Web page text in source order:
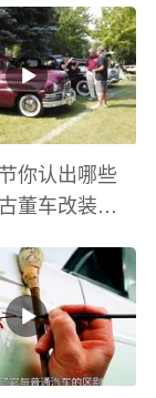
你认出哪些
董车改装车